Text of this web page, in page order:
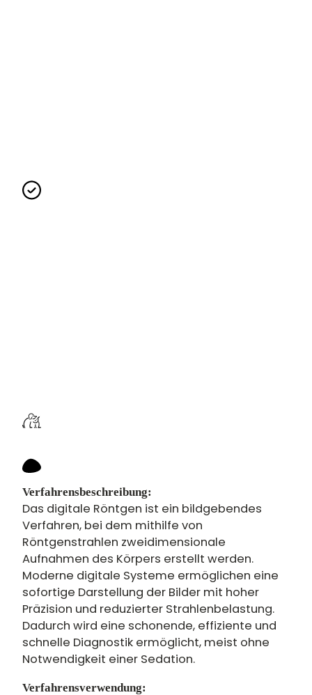
Verfahrensbeschreibung:
Das digitale Röntgen ist ein bildgebendes
Verfahren, bei dem mithilfe von
Röntgenstrahlen zweidimensionale
Aufnahmen des Körpers erstellt werden.
Moderne digitale Systeme ermöglichen eine
sofortige Darstellung der Bilder mit hoher
Präzision und reduzierter Strahlenbelastung.
Dadurch wird eine schonende, effiziente und
schnelle Diagnostik ermöglicht, meist ohne
Notwendigkeit einer Sedation.
Verfahrensverwendung: